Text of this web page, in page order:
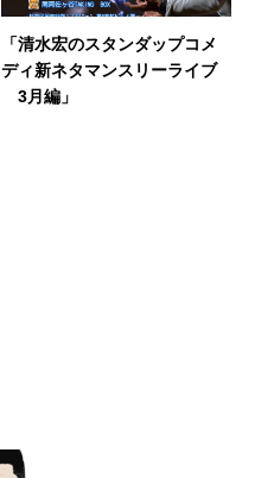
「清水宏のスタンダップコメ
ディ新ネタマンスリーライブ
3月編」